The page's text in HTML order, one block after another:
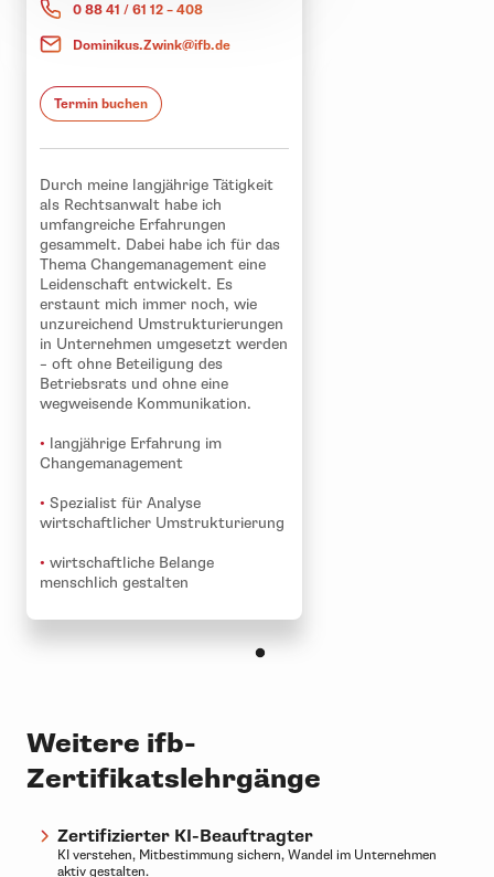
0 88 41 / 61 12 – 408
Dominikus.Zwink@ifb.de
Termin buchen
Durch meine langjährige Tätigkeit
als Rechtsanwalt habe ich
umfangreiche Erfahrungen
gesammelt. Dabei habe ich für das
Thema Change­management eine
Leidenschaft entwickelt. Es
erstaunt mich immer noch, wie
unzureichend Umstrukturierungen
in Unternehmen umgesetzt werden
– oft ohne Beteiligung des
Betriebsrats und ohne eine
wegweisende Kommunikation.
• langjährige Erfahrung im
Changemanagement
• Spezialist für Analyse
wirtschaftlicher Umstrukturierung
• wirtschaftliche Belange
menschlich gestalten
Weitere ifb-
Zertifikatslehrgänge
Zertifizierter KI-Beauftragter
KI verstehen, Mitbestimmung sichern, Wandel im Unternehmen
aktiv gestalten.